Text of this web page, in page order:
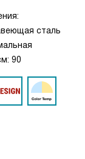
сталь
90